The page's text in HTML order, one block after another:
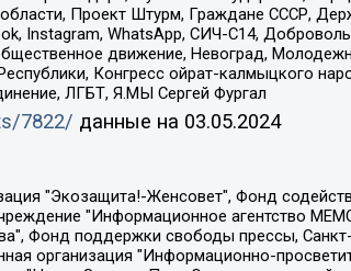
Проект Штурм, Граждане СССР,
Instagram, WhatsApp, СИЧ-С14,
движение, Невоград,
Конгресс ойрат-калмыцкого
ЛГБТ, Я.МЫ Сергей Фургал
7822/ данные на 03.05.2024
организация "Центр по работе с проблемой насилия "НАСИЛИЮ.НЕТ", Межрегиональный профессиональный союз работников здравоохранения "Альянс врачей", Юридическое лицо, зарегистрированное в Латвийской Республике, SIA "Medusa Project" (регистрационный номер 40103797863, дата регистрации 10.06.2014), Некоммерческая организация "Фонд по борьбе с коррупцией", Автономная некоммерческая организация "Институт права и публичной политики", Баданин Роман Сергеевич, Гликин Максим Александрович, Железнова Мария Михайловна, Лукьянова Юлия Сергеевна, Маетная Елизавета Витальевна, Маняхин Петр Борисович, Чуракова Ольга Владимировна, Ярош Юлия Петровна, Юридическое лицо "The Insider SIA", зарегистрированное в Риге, Латвийская Республика (дата регистрации 26.06.2015), являющееся администратором доменного имени интернет-издания "The Insider SIA", https://theins.ru, Постернак Алексей Евгеньевич, Рубин Михаил Аркадьевич, Анин Роман Александрович, Юридическое лицо Istories fonds, зарегистрированное в Латвийской Республике (регистрационный номер 50008295751, дата регистрации 24.02.2020), Великовский Дмитрий Александрович, Долинина Ирина Николаевна, Мароховская Алеся Алексеевна, Шлейнов Роман Юрьевич, Шмагун Олеся Валентиновна, Общество с ограниченной ответственностью "Альтаир 2021", Общество с ограниченной ответственностью "Вега 2021", Общество с ограниченной ответственностью "Главный редактор 2021", Общество с ограниченной ответственностью "Ромашки монолит", Важенков Артем Валерьевич, Ивановская областная общественная организация "Центр гендерных исследований", Гурман Юрий Альбертович, Медиапроект "ОВД-Инфо", Егоров Владимир Владимирович, Жилинский Владимир Александрович, Общество с ограниченной ответственностью "ЗП", Иванова София Юрьевна, Карезина Инна Павловна, Кильтау Екатерина Викторовна, Петров Алексей Викторович, Пискунов Сергей Евгеньевич, Смирнов Сергей Сергеевич, Тихонов Михаил Сергеевич, Общество с ограниченной ответственностью "ЖУРНАЛИСТ-ИНОСТРАННЫЙ АГЕНТ", Арапова Галина Юрьевна, Вольтская Татьяна Анатольевна, Американская компания "Mason G.E.S. Anonymous Foundation" (США), являющаяся владельцем интернет-издания https://mnews.world/, Компания "Stichting Bellingcat", зарегистрированная в Нидерландах (дата регистрации 11.07.2018), Захаров Андрей Вячеславович, Клепиковская Екатерина Дмитриевна, Общество с ограниченной ответственностью "МЕМО", Перл Роман Александрович, Симонов Евгений Алексеевич, Соловьева Елена Анатольевна, Сотников Даниил Владимирович, Сурначева Елизавета Дмитриевна, Автономная